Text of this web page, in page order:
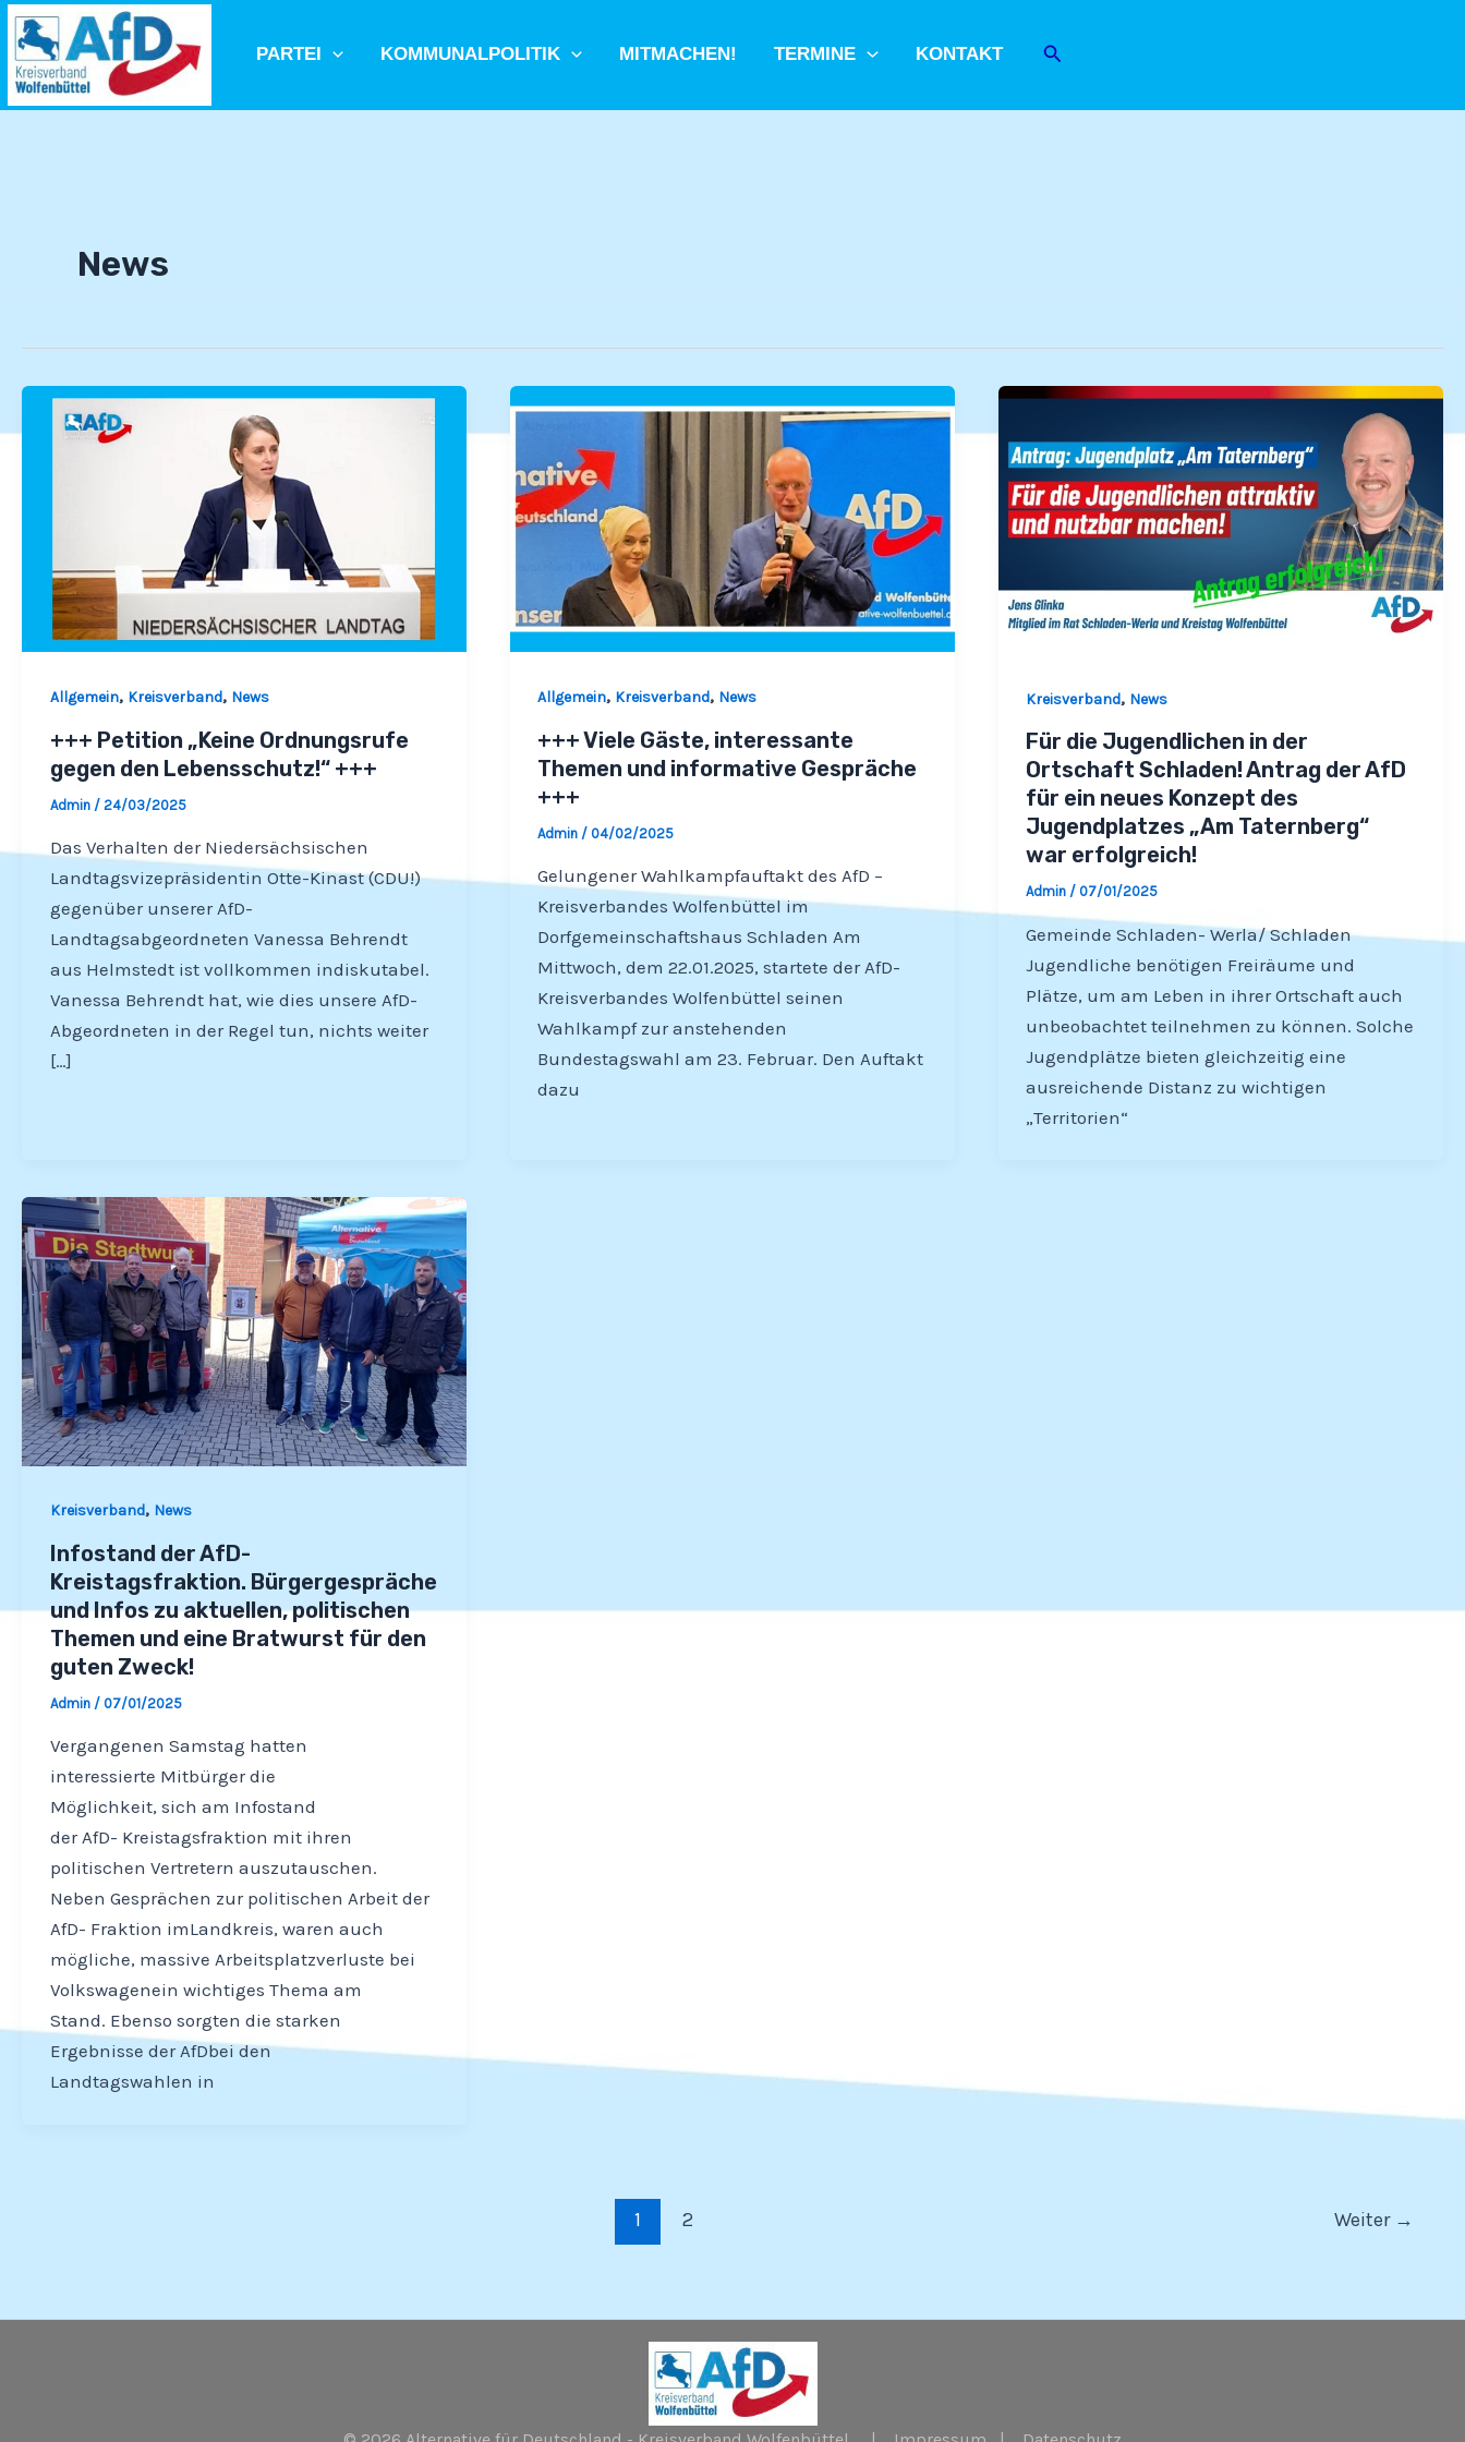
Zum
Inhalt
springen
PARTEI KOMMUNALPOLITIK MITMACHEN! TERMINE KONTAKT Suchen
News
Allgemein, Kreisverband, News
+++ Petition „Keine Ordnungsrufe
gegen den Lebensschutz!“ +++
Admin / 24/03/2025
Das Verhalten der Niedersächsischen
Landtagsvizepräsidentin Otte-Kinast (CDU!)
gegenüber unserer AfD-
Landtagsabgeordneten Vanessa Behrendt
aus Helmstedt ist vollkommen indiskutabel.
Vanessa Behrendt hat, wie dies unsere AfD-
Abgeordneten in der Regel tun, nichts weiter
[…]
Allgemein, Kreisverband, News
+++ Viele Gäste, interessante
Themen und informative Gespräche
+++
Admin / 04/02/2025
Gelungener Wahlkampfauftakt des AfD –
Kreisverbandes Wolfenbüttel im
Dorfgemeinschaftshaus Schladen Am
Mittwoch, dem 22.01.2025, startete der AfD-
Kreisverbandes Wolfenbüttel seinen
Wahlkampf zur anstehenden
Bundestagswahl am 23. Februar. Den Auftakt
dazu
Kreisverband, News
Für die Jugendlichen in der
Ortschaft Schladen! Antrag der AfD
für ein neues Konzept des
Jugendplatzes „Am Taternberg“
war erfolgreich!
Admin / 07/01/2025
Gemeinde Schladen- Werla/ Schladen
Jugendliche benötigen Freiräume und
Plätze, um am Leben in ihrer Ortschaft auch
unbeobachtet teilnehmen zu können. Solche
Jugendplätze bieten gleichzeitig eine
ausreichende Distanz zu wichtigen
„Territorien“
Kreisverband, News
Infostand der AfD-
Kreistagsfraktion. Bürgergespräche
und Infos zu aktuellen, politischen
Themen und eine Bratwurst für den
guten Zweck!
Admin / 07/01/2025
Vergangenen Samstag hatten
interessierte Mitbürger die
Möglichkeit, sich am Infostand
der AfD- Kreistagsfraktion mit ihren
politischen Vertretern auszutauschen.
Neben Gesprächen zur politischen Arbeit der
AfD- Fraktion imLandkreis, waren auch
mögliche, massive Arbeitsplatzverluste bei
Volkswagenein wichtiges Thema am
Stand. Ebenso sorgten die starken
Ergebnisse der AfDbei den
Landtagswahlen in
1 2 Weiter →